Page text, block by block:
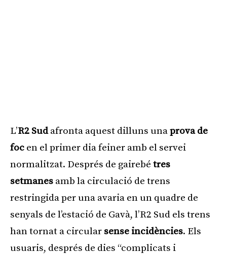
L’R2 Sudafronta aquest dilluns unaprova de
foc en el primer dia feiner amb el servei
normalitzat. Després de gairebé tres
setmanes amb la circulació de trens
restringida per una avaria en un quadre de
senyals de l’estació de Gavà, l’R2 Sud els trens
han tornat a circular sense incidències. Els
usuaris, després de dies “complicats i